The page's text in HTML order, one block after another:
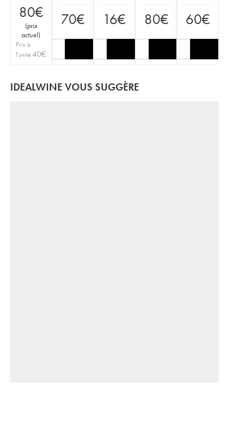
80€
(prix
actuel)
Prix à
l'unité40€
70€ 16€ 80€ 60€
IDEALWINE VOUS SUGGÈRE